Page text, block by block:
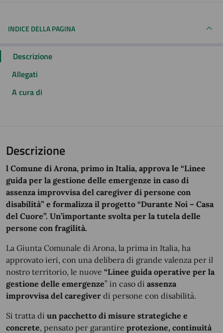
INDICE DELLA PAGINA
Descrizione
Allegati
A cura di
Descrizione
l Comune di Arona, primo in Italia, approva le “Linee
guida per la gestione delle emergenze in caso di
assenza improvvisa del caregiver di persone con
disabilità” e formalizza il progetto “Durante Noi – Casa
del Cuore”. Un’importante svolta per la tutela delle
persone con fragilità.
La Giunta Comunale di Arona, la prima in Italia, ha
approvato ieri, con una delibera di grande valenza per il
nostro territorio, le nuove “Linee guida operative per la
gestione delle emergenze” in caso di assenza
improvvisa del caregiver di persone con disabilità.
Si tratta di un pacchetto di misure strategiche e
concrete, pensato per garantire protezione, continuità